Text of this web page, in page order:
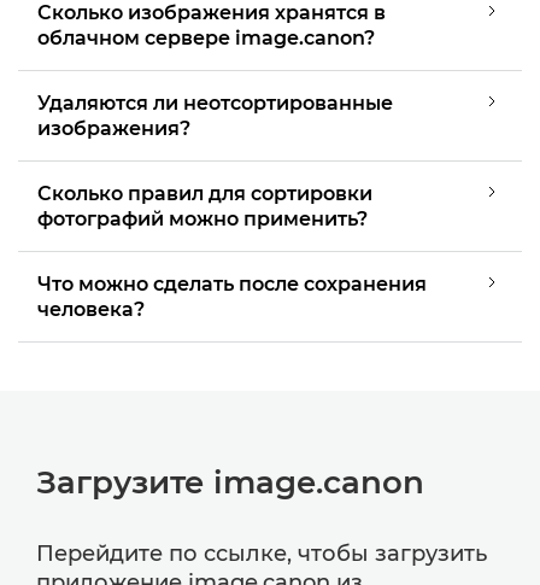
Сколько изображения хранятся в
облачном сервере image.canon?
Удаляются ли неотсортированные
изображения?
Сколько правил для сортировки
фотографий можно применить?
Что можно сделать после сохранения
человека?
Загрузите image.canon
Перейдите по ссылке, чтобы загрузить